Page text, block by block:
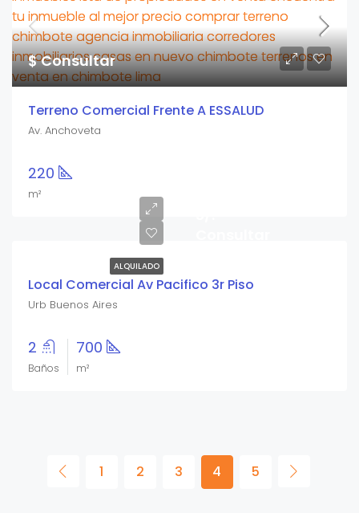
$ Consultar
Terreno Comercial Frente A ESSALUD
Av. Anchoveta
220
m²
ALQUILADO
Local Comercial Av Pacifico 3r Piso
Urb Buenos Aires
2
Baños
700
m²
1 2 3 4 5